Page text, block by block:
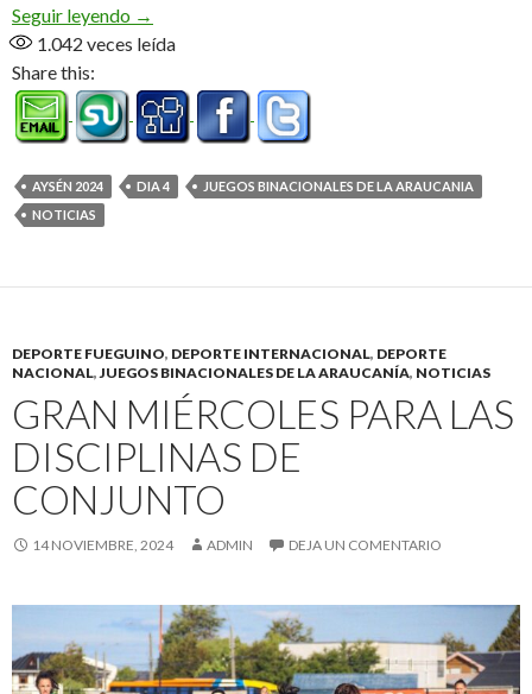
Seguir leyendo Más medallas para el judo y atletismo
→
1.042 veces leída
Share this:
AYSÉN 2024 DIA 4
JUEGOS BINACIONALES DE LA ARAUCANIA
NOTICIAS
DEPORTE FUEGUINO, DEPORTE INTERNACIONAL, DEPORTE
NACIONAL, JUEGOS BINACIONALES DE LA ARAUCANÍA, NOTICIAS
GRAN MIÉRCOLES PARA LAS
DISCIPLINAS DE
CONJUNTO
14 NOVIEMBRE, 2024 ADMIN DEJA UN COMENTARIO